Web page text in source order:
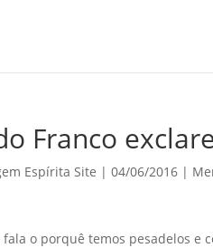
Franco
Espírita Site |04/06/2016 |
fala o porquê temos pesadelos e